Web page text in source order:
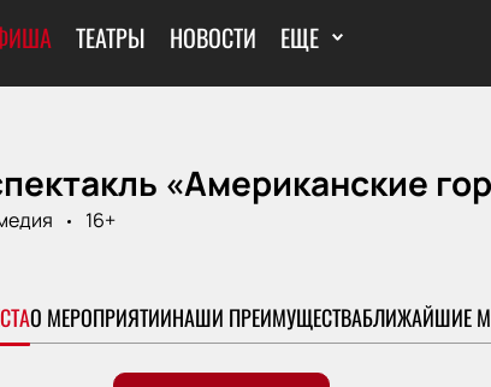
ТЕАТРЫ НОВОСТИ ЕЩЕ
«Американские
16+
О МЕРОПРИЯТИИНАШИ ПРЕИМУЩЕСТВАБЛИЖАЙШИЕ